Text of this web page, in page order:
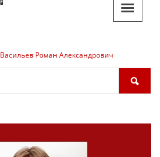
Васильев Роман Александрович